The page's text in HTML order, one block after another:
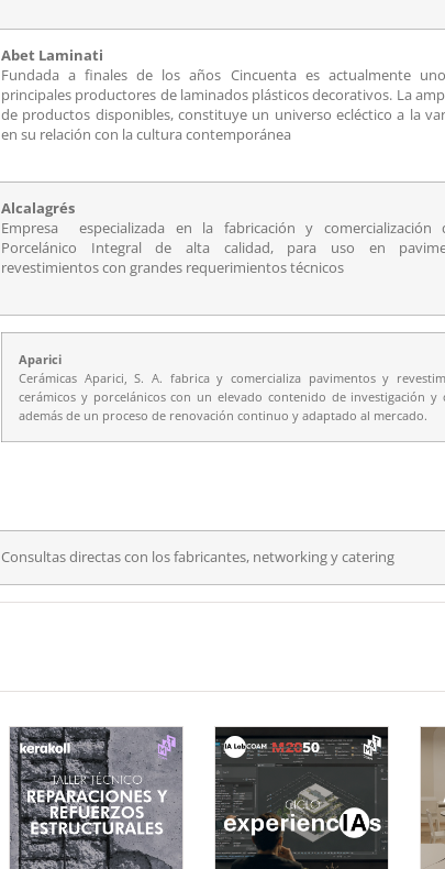
Abet Laminati
Fundada a finales de los años Cincuenta es actualmente
principales productores de laminados plásticos decorativos. La
de productos disponibles, constituye un universo ecléctico a la
en su relación con la cultura contemporánea
Alcalagrés
Empresa especializada en la fabricación y comercialización
Porcelánico Integral de alta calidad, para uso en
revestimientos con grandes requerimientos técnicos
Aparici
Cerámicas Aparici, S. A. fabrica y comercializa pavimentos y
cerámicos y porcelánicos con un elevado contenido de investigación y
además de un proceso de renovación continuo y adaptado al mercado.
Consultas directas con los fabricantes, networking y catering